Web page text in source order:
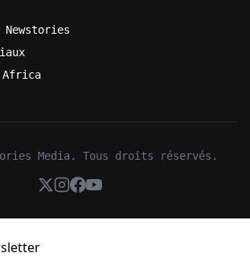
Media. Tous droits réservés.